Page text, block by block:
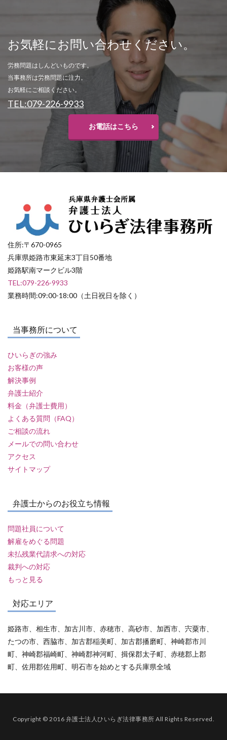
お気軽にお問い合わせください。
労務問題はしんどいものです。
当事務所は労務問題に注力。
お気軽にご相談ください。
TEL:079-226-9933
お電話はこちら
住所:〒670-0965
兵庫県姫路市東延末3丁目50番地
姫路駅南マークビル3階
TEL:079-226-9933
業務時間:09:00-18:00（土日祝日を除く）
当事務所について
ひいらぎの強み
お客様の声
解決事例
弁護士紹介
料金（弁護士費用）
よくある質問（FAQ）
ご相談の流れ
メールでの問い合わせ
アクセス
サイトマップ
弁護士からのお役立ち情報
問題社員について
解雇をめぐる問題
未払残業代請求への対応
裁判への対応
もっと見る
対応エリア
姫路市、相生市、加古川市、赤穂市、高砂市、加西市、宍粟市、
たつの市、西脇市、加古郡稲美町、加古郡播磨町、神崎郡市川
町、神崎郡福崎町、神崎郡神河町、揖保郡太子町、赤穂郡上郡
町、佐用郡佐用町、明石市を始めとする兵庫県全域
Copyright © 2016 弁護士法人ひいらぎ法律事務所 All Rights Reserved.